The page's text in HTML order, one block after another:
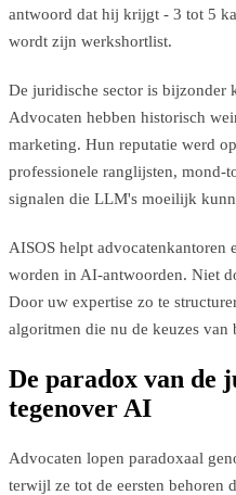
antwoord dat hij krijgt - 3 tot 5
wordt zijn werkshortlist.
De juridische sector is bijzonder
Advocaten hebben historisch
marketing. Hun reputatie werd
professionele ranglijsten, mond-
signalen die LLM's moeilijk
AISOS helpt advocatenkantoren
worden in AI-antwoorden. Niet
Door uw expertise zo te
algoritmen die nu de keuzes van
De paradox van de
tegenover AI
Advocaten lopen paradoxaal
terwijl ze tot de eersten behoren